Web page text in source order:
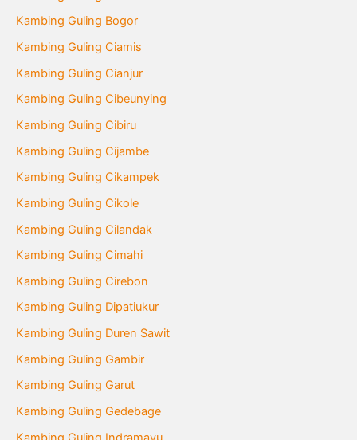
Kambing Guling Bogor
Kambing Guling Ciamis
Kambing Guling Cianjur
Kambing Guling Cibeunying
Kambing Guling Cibiru
Kambing Guling Cijambe
Kambing Guling Cikampek
Kambing Guling Cikole
Kambing Guling Cilandak
Kambing Guling Cimahi
Kambing Guling Cirebon
Kambing Guling Dipatiukur
Kambing Guling Duren Sawit
Kambing Guling Gambir
Kambing Guling Garut
Kambing Guling Gedebage